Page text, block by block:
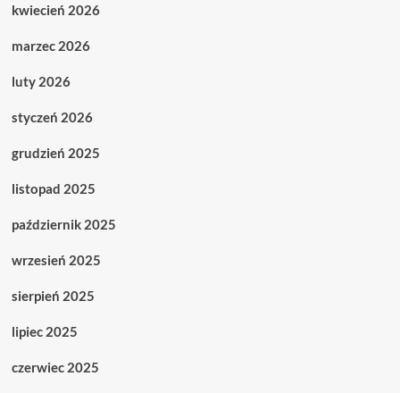
kwiecień 2026
marzec 2026
luty 2026
styczeń 2026
grudzień 2025
listopad 2025
październik 2025
wrzesień 2025
sierpień 2025
lipiec 2025
czerwiec 2025